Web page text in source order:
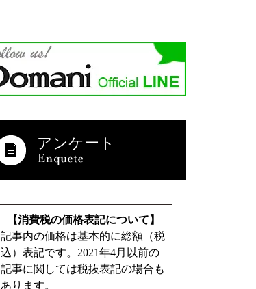
アンケート
【消費税の価格表記について】
記事内の価格は基本的に総額（税
込）表記です。2021年4月以前の
記事に関しては税抜表記の場合も
あります。